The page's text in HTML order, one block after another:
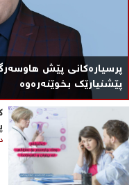
پرسیارەکانی پێش
پێشنیارێک بخوێنەرەوە